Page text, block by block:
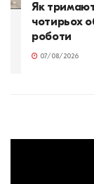
Як
чотирьох
роботи
07/08/2026